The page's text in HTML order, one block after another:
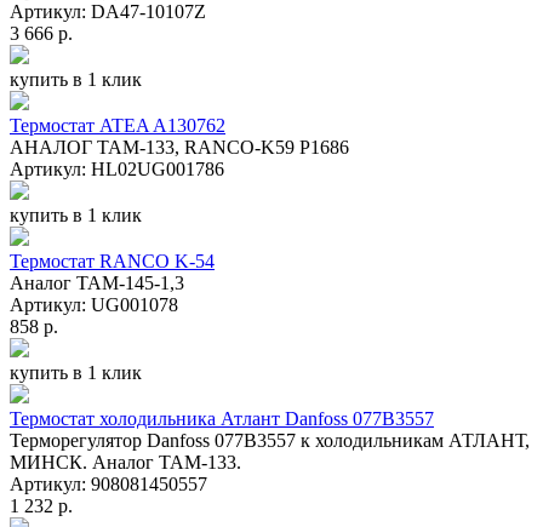
Артикул: DA47-10107Z
3 666 р.
купить в 1 клик
Термостат ATEA A130762
АНАЛОГ ТАМ-133, RANCO-K59 P1686
Артикул: HL02UG001786
купить в 1 клик
Термостат RANCO K-54
Аналог ТАМ-145-1,3
Артикул: UG001078
858 р.
купить в 1 клик
Термостат холодильника Атлант Danfoss 077B3557
Терморегулятор Danfoss 077B3557 к холодильникам АТЛАНТ,
МИНСК. Аналог ТАМ-133.
Артикул: 908081450557
1 232 р.